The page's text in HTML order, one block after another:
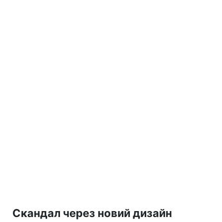
Скандал через новий дизайн